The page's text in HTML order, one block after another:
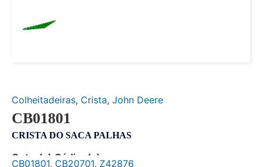
Colheitadeiras, Crista, John Deere
CB01801
CRISTA DO SACA PALHAS
Outro(s) Código(s):
CB01801, CB20701, Z42876